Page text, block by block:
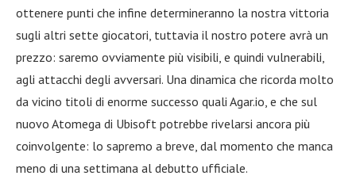
ottenere punti che infine determineranno la nostra vittoria
sugli altri sette giocatori, tuttavia il nostro potere avrà un
prezzo: saremo ovviamente più visibili, e quindi vulnerabili,
agli attacchi degli avversari. Una dinamica che ricorda molto
da vicino titoli di enorme successo quali Agar.io, e che sul
nuovo Atomega di Ubisoft potrebbe rivelarsi ancora più
coinvolgente: lo sapremo a breve, dal momento che manca
meno di una settimana al debutto ufficiale.